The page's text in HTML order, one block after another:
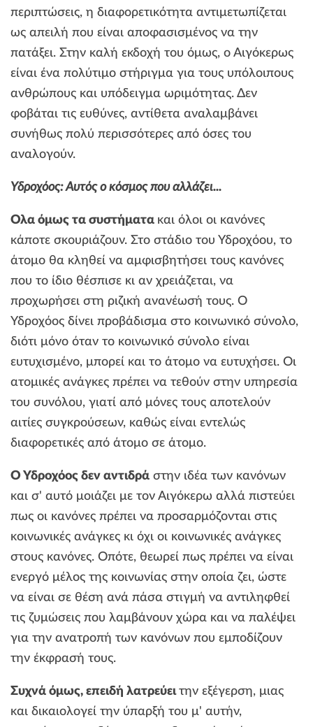
περιπτώσεις, η διαφορετικότητα αντιμετωπίζεται
ως απειλή που είναι αποφασισμένος να την
πατάξει. Στην καλή εκδοχή του όμως, ο Αιγόκερως
είναι ένα πολύτιμο στήριγμα για τους υπόλοιπους
ανθρώπους και υπόδειγμα ωριμότητας. Δεν
φοβάται τις ευθύνες, αντίθετα αναλαμβάνει
συνήθως πολύ περισσότερες από όσες του
αναλογούν.
Υδροχόος: Αυτός ο κόσμος που αλλάζει...
Ολα όμως τα συστήματα και όλοι οι κανόνες
κάποτε σκουριάζουν. Στο στάδιο του Υδροχόου, το
άτομο θα κληθεί να αμφισβητήσει τους κανόνες
που το ίδιο θέσπισε κι αν χρειάζεται, να
προχωρήσει στη ριζική ανανέωσή τους. Ο
Υδροχόος δίνει προβάδισμα στο κοινωνικό σύνολο,
διότι μόνο όταν το κοινωνικό σύνολο είναι
ευτυχισμένο, μπορεί και το άτομο να ευτυχήσει. Οι
ατομικές ανάγκες πρέπει να τεθούν στην υπηρεσία
του συνόλου, γιατί από μόνες τους αποτελούν
αιτίες συγκρούσεων, καθώς είναι εντελώς
διαφορετικές από άτομο σε άτομο.
Ο Υδροχόος δεν αντιδρά στην ιδέα των κανόνων
και σ' αυτό μοιάζει με τον Αιγόκερω αλλά πιστεύει
πως οι κανόνες πρέπει να προσαρμόζονται στις
κοινωνικές ανάγκες κι όχι οι κοινωνικές ανάγκες
στους κανόνες. Οπότε, θεωρεί πως πρέπει να είναι
ενεργό μέλος της κοινωνίας στην οποία ζει, ώστε
να είναι σε θέση ανά πάσα στιγμή να αντιληφθεί
τις ζυμώσεις που λαμβάνουν χώρα και να παλέψει
για την ανατροπή των κανόνων που εμποδίζουν
την έκφρασή τους.
Συχνά όμως, επειδή λατρεύειτην εξέγερση, μιας
και δικαιολογεί την ύπαρξή του μ' αυτήν,